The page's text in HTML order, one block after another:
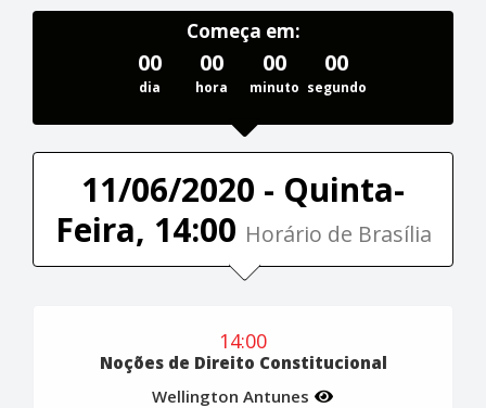
Começa em:
00
dia
00
hora
00
minuto
00
segundo
11/06/2020 - Quinta-
Feira, 14:00 Horário de Brasília
14:00
Noções de Direito Constitucional
Wellington Antunes